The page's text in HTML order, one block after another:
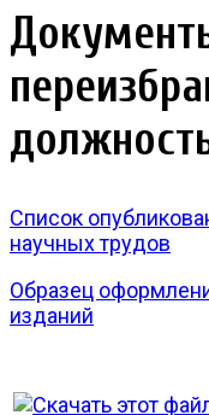
Список
научных трудов
Образец
изданий